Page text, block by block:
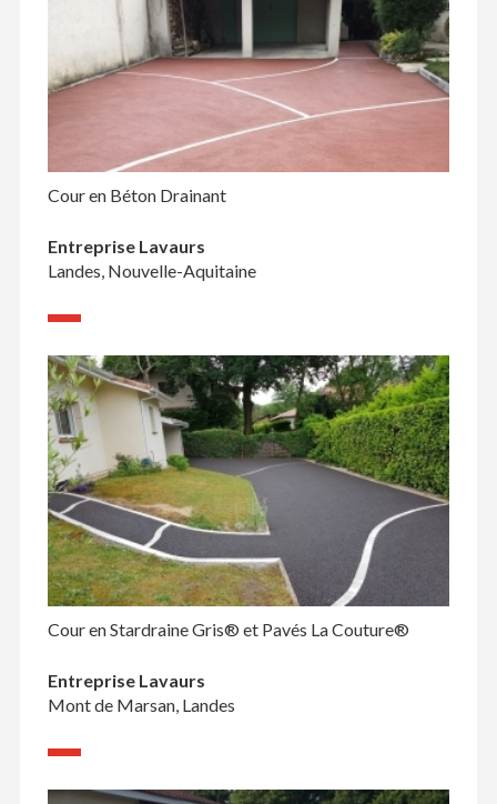
Cour en Béton Drainant
Entreprise Lavaurs
Landes, Nouvelle-Aquitaine
Cour en Stardraine Gris® et Pavés La Couture®
Entreprise Lavaurs
Mont de Marsan, Landes